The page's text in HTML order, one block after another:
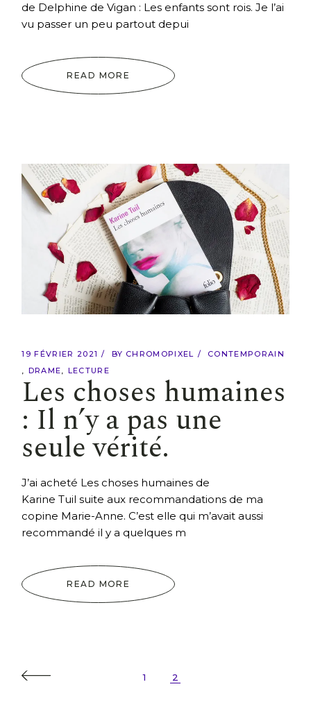
de Delphine de Vigan : Les enfants sont rois. Je l’ai
vu passer un peu partout depui
READ MORE
19 FÉVRIER 2021 BY CHROMOPIXEL
CONTEMPORAIN
DRAME
LECTURE
Les choses humaines
: Il n’y a pas une
seule vérité.
J’ai acheté Les choses humaines de
Karine Tuil suite aux recommandations de ma
copine Marie-Anne. C’est elle qui m’avait aussi
recommandé il y a quelques m
READ MORE
Pagination1 2